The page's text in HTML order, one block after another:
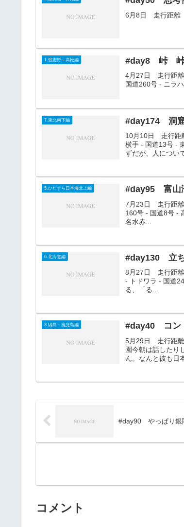
6月8日 走行距離
1.習志野～高松編 #day8 峠
4月27日 走行距
国道260号 - ニラ
7.東北南下編 #day174 洞
10月10日 走行距
横手 - 国道13号 -
ずだが、人につい
5.ひたすら日本海北上編 #day95 富山
7月23日 走行距
160号 - 国道8号 -
名水赤...
6.北海道編 #day130 立
8月27日 走行距
- トドワラ - 国道
る、「る...
3.因島～鹿児島編 #day40 コン
5月29日 走行距
園今朝は話したり
ん。なんと彼も日
#day90 やっぱり銀
コメント